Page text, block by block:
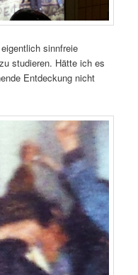
sinnfreie
studieren. Hätte ich es
Entdeckung nicht